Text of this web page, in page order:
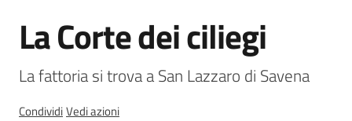
Requisiti
necessari
Corsi
abilitanti
Salta al contenuto
La Corte dei ciliegi
La fattoria si trova a San Lazzaro di Savena
CondividiVedi azioni